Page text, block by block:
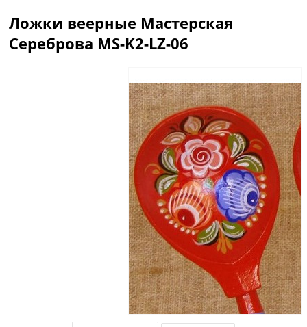
Ложки веерные Мастерская
Сереброва MS-K2-LZ-06